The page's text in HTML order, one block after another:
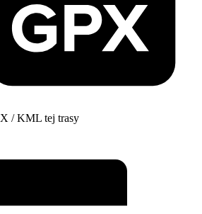
/ KML tej trasy